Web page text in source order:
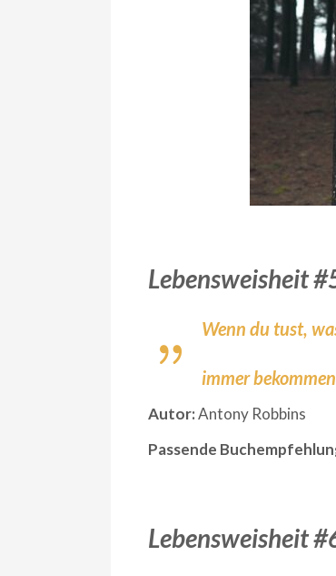
Lebensweisheit
Wenn du tust,
immer
Autor:Antony Robbins
Passende
Lebensweisheit